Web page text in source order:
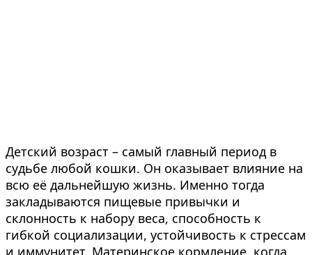
Детский возраст – самый главный период в
судьбе любой кошки. Он оказывает влияние на
всю её дальнейшую жизнь. Именно тогда
закладываются пищевые привычки и
склонность к набору веса, способность к
гибкой социализации, устойчивость к стрессам